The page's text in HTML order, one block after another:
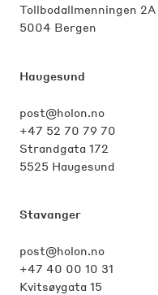
Tollbodallmenningen 2A
5004 Bergen
Haugesund
post@holon.no
+47 52 70 79 70
Strandgata 172
5525 Haugesund
Stavanger
post@holon.no
+47 40 00 10 31
Kvitsøygata 15